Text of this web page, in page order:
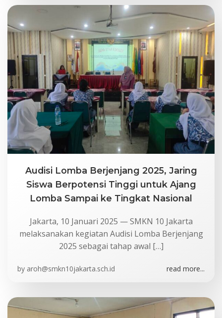
Audisi Lomba Berjenjang 2025, Jaring
Siswa Berpotensi Tinggi untuk Ajang
Lomba Sampai ke Tingkat Nasional
Jakarta, 10 Januari 2025 — SMKN 10 Jakarta
melaksanakan kegiatan Audisi Lomba Berjenjang
2025 sebagai tahap awal […]
by aroh@smkn10jakarta.sch.id read more...